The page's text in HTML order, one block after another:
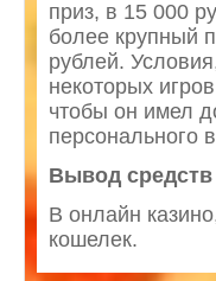
приз, в 15 000
более крупный
рублей.
некоторых
чтобы он имел
персонального
Вывод средств
В онлайн
кошелек.